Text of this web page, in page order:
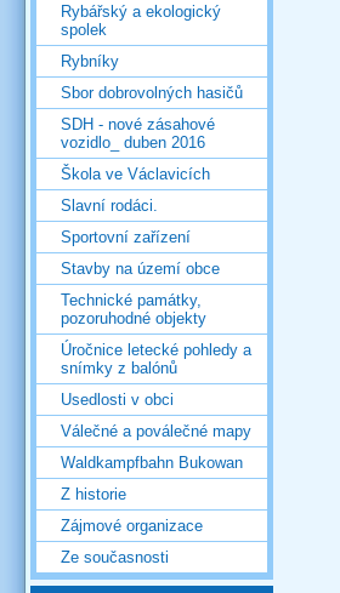
Rybářský a ekologický
spolek
Rybníky
Sbor dobrovolných hasičů
SDH - nové zásahové
vozidlo_ duben 2016
Škola ve Václavicích
Slavní rodáci.
Sportovní zařízení
Stavby na území obce
Technické památky,
pozoruhodné objekty
Úročnice letecké pohledy a
snímky z balónů
Usedlosti v obci
Válečné a poválečné mapy
Waldkampfbahn Bukowan
Z historie
Zájmové organizace
Ze současnosti